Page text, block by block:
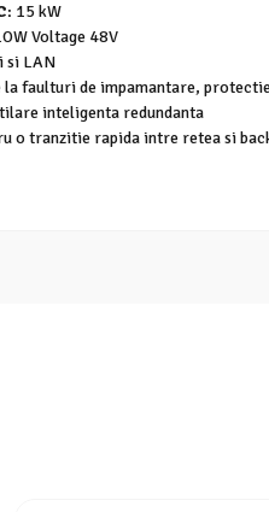
: 15 kW
Voltage 48V
si LAN
faulturi de impamantare,
inteligenta redundanta
o tranzitie rapida intre retea si